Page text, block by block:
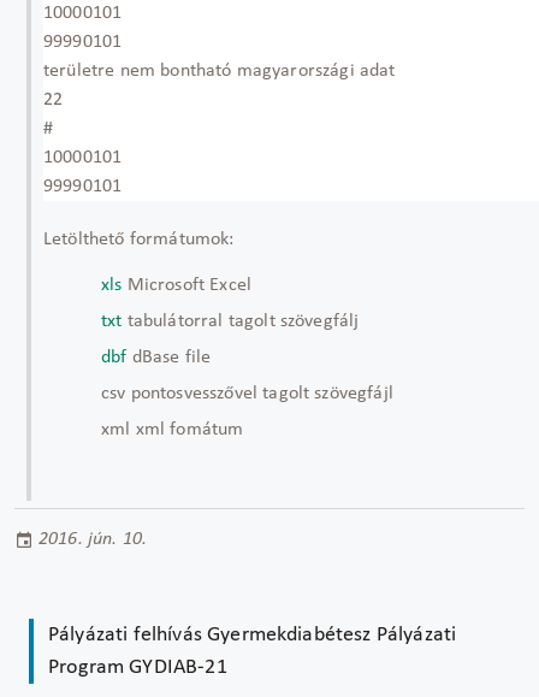
10000101
99990101
területre nem bontható magyarországi adat
22
#
10000101
99990101
Letölthető formátumok:
xls Microsoft Excel
txt tabulátorral tagolt szövegfálj
dbf dBase file
csv pontosvesszővel tagolt szövegfájl
xml xml fomátum
2016. jún. 10.
Pályázati felhívás Gyermekdiabétesz Pályázati
Program GYDIAB-21